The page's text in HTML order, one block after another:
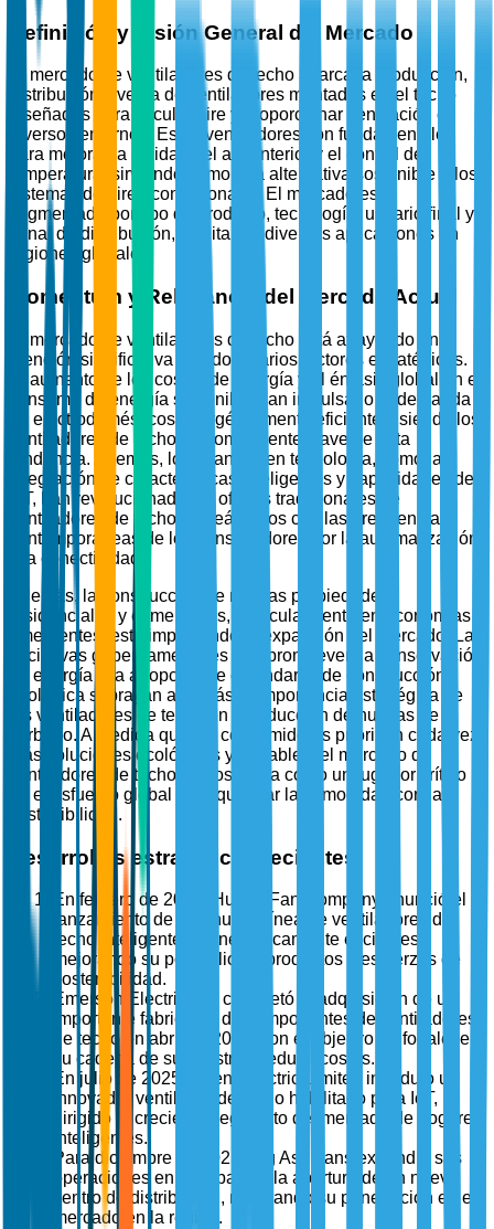
Definición y Visión General del Mercado
El mercado de ventiladores de techo abarca la producción,
distribución y venta de ventiladores montados en el techo
diseñados para circular aire y proporcionar ventilación en
diversos entornos. Estos ventiladores son fundamentales
para mejorar la calidad del aire interior y el control de
temperatura, sirviendo como una alternativa sostenible a los
sistemas de aire acondicionado. El mercado está
segmentado por tipo de producto, tecnología, usuario final y
canal de distribución, facilitando diversas aplicaciones en
regiones globales.
Momentum y Relevancia del Mercado Actual
El mercado de ventiladores de techo está atrayendo una
atención significativa debido a varios factores estratégicos.
El aumento de los costos de energía y el énfasis global en el
consumo de energía sostenible han impulsado la demanda
de electrodomésticos energéticamente eficientes, siendo los
ventiladores de techo un componente clave de esta
tendencia. Además, los avances en tecnología, como la
integración de características inteligentes y capacidades de
IoT, han revolucionado las ofertas tradicionales de
ventiladores de techo, alineándolos con las preferencias
contemporáneas de los consumidores por la automatización
y la conectividad.
Además, la construcción de nuevas propiedades
residenciales y comerciales, particularmente en economías
emergentes, está impulsando la expansión del mercado. Las
iniciativas gubernamentales que promueven la conservación
de energía y la adopción de estándares de construcción
ecológica subrayan aún más la importancia estratégica de
los ventiladores de techo en la reducción de huellas de
carbono. A medida que los consumidores priorizan cada vez
más soluciones ecológicas y rentables, el mercado de
ventiladores de techo se posiciona como un jugador crítico
en el esfuerzo global por equilibrar la comodidad con la
sostenibilidad.
Desarrollos estratégicos recientes
En febrero de 2025, Hunter Fan Company anunció el
lanzamiento de una nueva línea de ventiladores de
techo inteligentes y energéticamente eficientes,
mejorando su portafolio de productos y esfuerzos de
sostenibilidad.
Emerson Electric Co. completó la adquisición de un
importante fabricante de componentes de ventiladores
de techo en abril de 2025, con el objetivo de fortalecer
su cadena de suministro y reducir costos.
En julio de 2025, Orient Electric Limited introdujo un
innovador ventilador de techo habilitado para IoT,
dirigido al creciente segmento del mercado de hogares
inteligentes.
Para diciembre de 2025, Big Ass Fans expandió sus
operaciones en Europa con la apertura de un nuevo
centro de distribución, mejorando su penetración en el
mercado en la región.